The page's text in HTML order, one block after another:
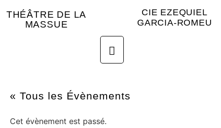
THÉÂTRE DE LA
MASSUE
CIE EZEQUIEL
GARCIA-ROMEU
« Tous les Évènements
Cet évènement est passé.